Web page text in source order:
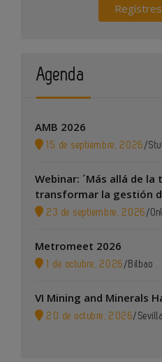
Agenda
AMB 2026
15 de septiembre, 2026 /
Webinar: ´Más allá de
transformar la gestión
23 de septiembre, 2026 /
Metromeet 2026
1 de octubre, 2026 / Bilbao
VI Mining and Minerals
20 de octubre, 2026/ Sevilla